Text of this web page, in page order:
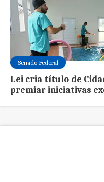
Senado Federal
Lei cria título de
premiar iniciativas